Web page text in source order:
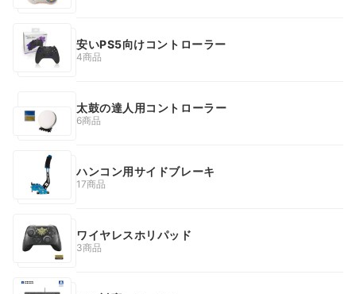
安いPS5向けコントローラー
4商品
太鼓の達人用コントローラー
6商品
ハンコン用サイドブレーキ
17商品
ワイヤレスホリパッド
3商品